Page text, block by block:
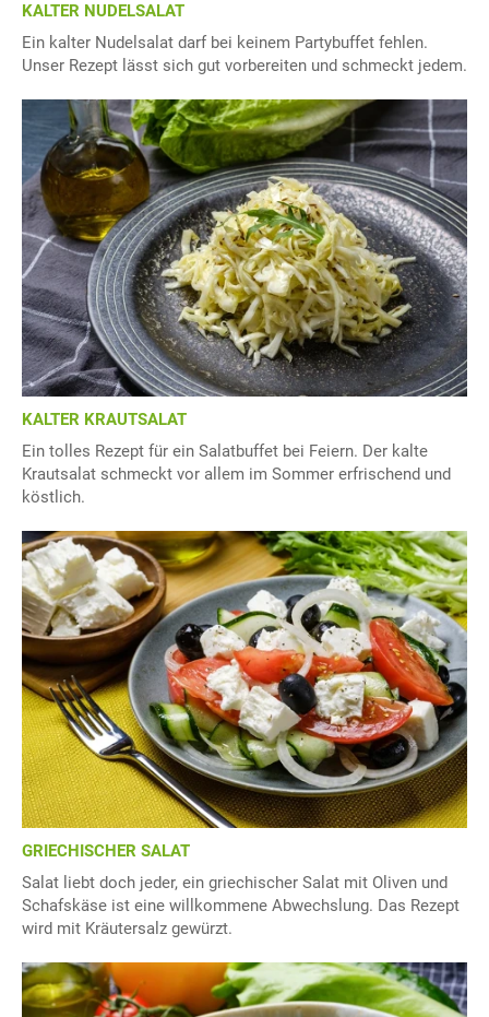
KALTER NUDELSALAT
Ein kalter Nudelsalat darf bei keinem Partybuffet fehlen.
Unser Rezept lässt sich gut vorbereiten und schmeckt jedem.
KALTER KRAUTSALAT
Ein tolles Rezept für ein Salatbuffet bei Feiern. Der kalte
Krautsalat schmeckt vor allem im Sommer erfrischend und
köstlich.
GRIECHISCHER SALAT
Salat liebt doch jeder, ein griechischer Salat mit Oliven und
Schafskäse ist eine willkommene Abwechslung. Das Rezept
wird mit Kräutersalz gewürzt.